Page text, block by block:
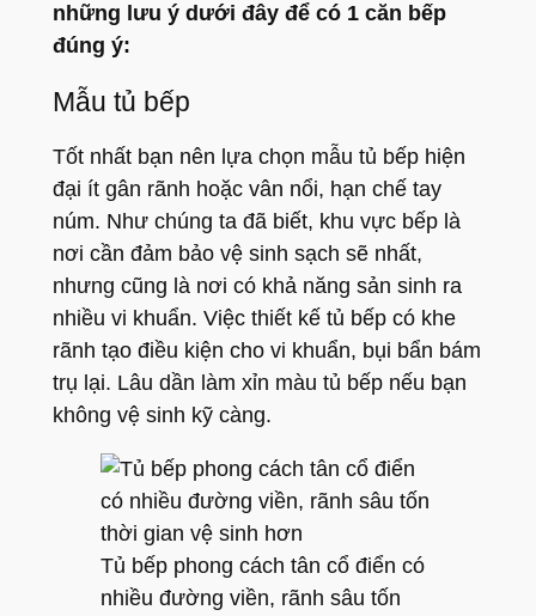
những lưu ý dưới đây để có 1 căn bếp
đúng ý:
Mẫu tủ bếp
Tốt nhất bạn nên lựa chọn mẫu tủ bếp hiện
đại ít gân rãnh hoặc vân nổi, hạn chế tay
núm. Như chúng ta đã biết, khu vực bếp là
nơi cần đảm bảo vệ sinh sạch sẽ nhất,
nhưng cũng là nơi có khả năng sản sinh ra
nhiều vi khuẩn. Việc thiết kế tủ bếp có khe
rãnh tạo điều kiện cho vi khuẩn, bụi bẩn bám
trụ lại. Lâu dần làm xỉn màu tủ bếp nếu bạn
không vệ sinh kỹ càng.
Tủ bếp phong cách tân cổ điển có
nhiều đường viền, rãnh sâu tốn